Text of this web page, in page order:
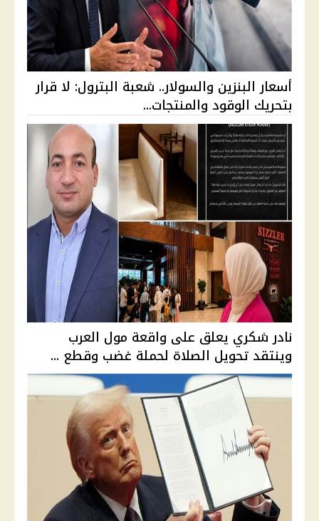
أسعار البنزين والسولار.. شعبة البترول: لا قرار
بتحريك الوقود والمنتجات...
نادر شكري يعلق على واقعة مول العرب
وينتقد تحويل الصلاة لحملة غضب وقطع ...